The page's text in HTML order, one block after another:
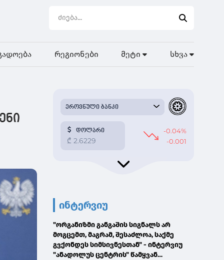
რეგიონები მეტი სხვა
ინტერვიუ
"ორგანიზმი განგაშის სიგნალს არ
მოგცემთ, მაგრამ, შესაძლოა, საქმე
გვქონდეს სიმსივნესთან" - ინტერვიუ
"ანადოლუს ცენტრის" წამყვან